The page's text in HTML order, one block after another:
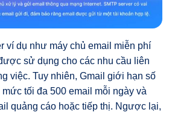
ví dụ như máy chủ email miễn phí
sử dụng cho các nhu cầu liên
việc. Tuy nhiên, Gmail giới hạn số
tối đa 500 email mỗi ngày và
quảng cáo hoặc tiếp thị. Ngược lại,